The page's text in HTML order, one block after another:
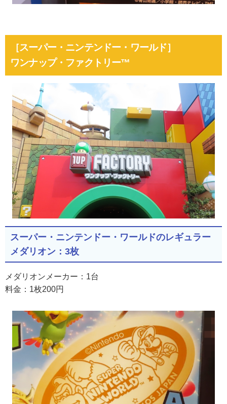
［スーパー・ニンテンドー・ワールド］
ワンナップ・ファクトリー™
スーパー・ニンテンドー・ワールドのレギュラー
メダリオン：3枚
メダリオンメーカー：1台
料金：1枚200円